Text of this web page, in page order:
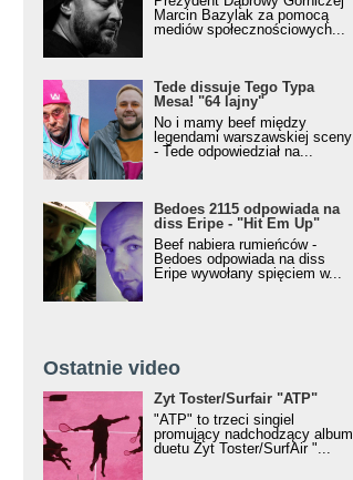
Marcin Bazylak za pomocą
mediów społecznościowych...
Tede dissuje Tego Typa
Mesa! "64 lajny"
No i mamy beef między
legendami warszawskiej sceny
- Tede odpowiedział na...
Bedoes 2115 odpowiada na
diss Eripe - "Hit Em Up"
Beef nabiera rumieńców -
Bedoes odpowiada na diss
Eripe wywołany spięciem w...
Ostatnie video
Żyt Toster/SurfAir - ATP VIDEO
Żyt Toster/Surfair "ATP"
"ATP" to trzeci singiel
promujący nadchodzący album
duetu Żyt Toster/SurfAir "...